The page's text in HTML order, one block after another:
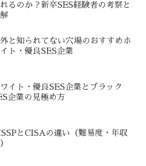
るのか？新卒SES経験者の考察と
と知られてない穴場のおすすめホ
ト・優良SES企業
イト・優良SES企業とブラック
企業の見極め方
とCISAの違い（難易度・年収